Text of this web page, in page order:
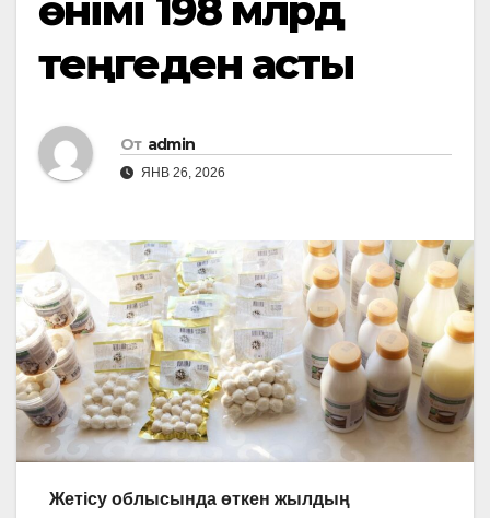
өнімі 198 млрд
теңгеден асты
От admin
ЯНВ 26, 2026
Жетісу облысында өткен жылдың